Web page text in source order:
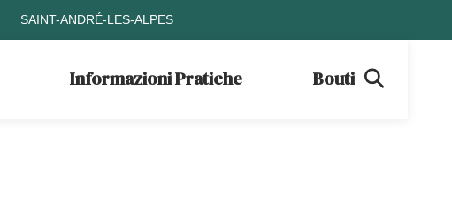
SAINT-ANDRÉ-LES-ALPES
Informazioni Pratiche Boutique